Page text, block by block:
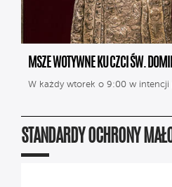
MSZE WOTYWNE KU CZCI ŚW.
W każdy wtorek o 9:00 w intencji
STANDARDY OCHRONY